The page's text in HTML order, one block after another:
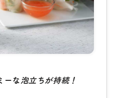
ーな泡立ちが持続！